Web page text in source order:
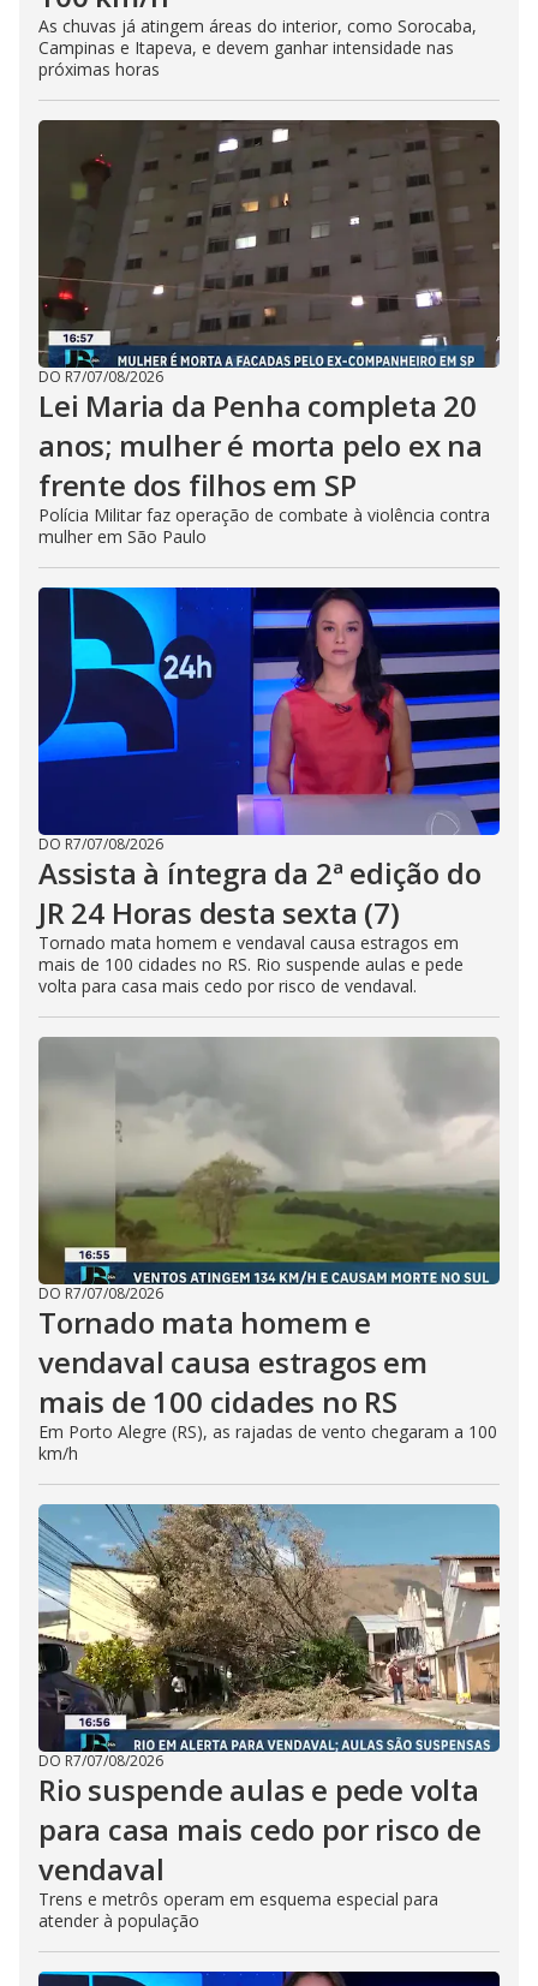
As chuvas já atingem áreas do interior, como Sorocaba,
Campinas e Itapeva, e devem ganhar intensidade nas
próximas horas
DO R7/07/08/2026
Lei Maria da Penha completa 20
anos; mulher é morta pelo ex na
frente dos filhos em SP
Polícia Militar faz operação de combate à violência contra
mulher em São Paulo
DO R7/07/08/2026
Assista à íntegra da 2ª edição do
JR 24 Horas desta sexta (7)
Tornado mata homem e vendaval causa estragos em
mais de 100 cidades no RS. Rio suspende aulas e pede
volta para casa mais cedo por risco de vendaval.
DO R7/07/08/2026
Tornado mata homem e
vendaval causa estragos em
mais de 100 cidades no RS
Em Porto Alegre (RS), as rajadas de vento chegaram a 100
km/h
DO R7/07/08/2026
Rio suspende aulas e pede volta
para casa mais cedo por risco de
vendaval
Trens e metrôs operam em esquema especial para
atender à população